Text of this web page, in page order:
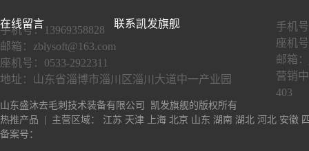
在线留言 联系凯发旗舰
手机号：13969358828
邮箱： zblysoft@163.com
座机号：0533-2922311
地址：山东省淄博市淄川区淄川大道中一产业园
手机
座机
邮箱：
营销
403
山东盛沐去毛刺技术装备有限公司 凯发旗舰的版权所有
热推产品 | 主营区域： 江苏 天津 上海 北京 山东 湖南 湖北 河北 安徽
备案号：